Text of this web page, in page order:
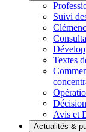
Suivi
Textes
Avis et
Actualités &